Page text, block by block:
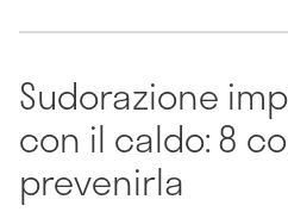
Sudorazione
con il caldo: 8
prevenirla